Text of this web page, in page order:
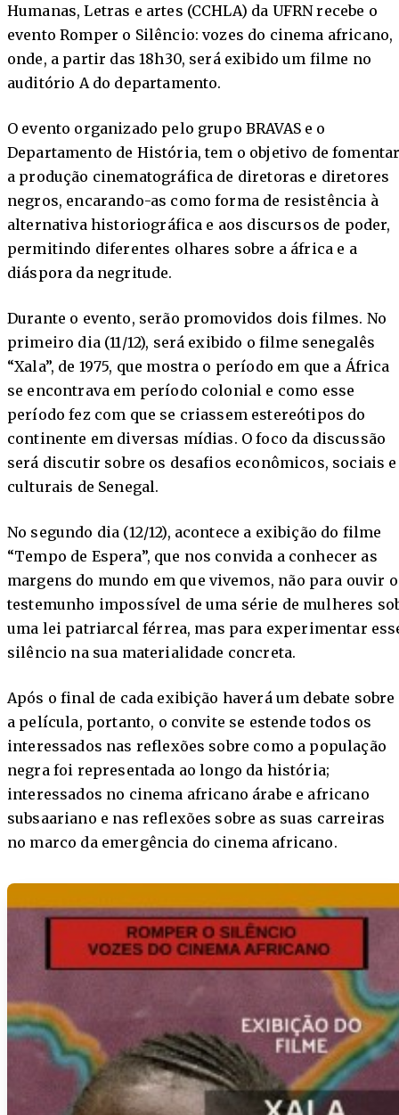
Humanas, Letras e artes (CCHLA) da UFRN recebe o
evento Romper o Silêncio: vozes do cinema africano,
onde, a partir das 18h30, será exibido um filme no
auditório A do departamento.
O evento organizado pelo grupo BRAVAS e o
Departamento de História, tem o objetivo de
a produção cinematográfica de diretoras e diretores
negros, encarando-as como forma de resistência à
alternativa historiográfica e aos discursos de poder,
permitindo diferentes olhares sobre a áfrica e a
diáspora da negritude.
Durante o evento, serão promovidos dois filmes. No
primeiro dia (11/12), será exibido o filme senegalês
“Xala”, de 1975, que mostra o período em que a África
se encontrava em período colonial e como esse
período fez com que se criassem estereótipos do
continente em diversas mídias. O foco da discussão
será discutir sobre os desafios econômicos, sociais e
culturais de Senegal.
No segundo dia (12/12), acontece a exibição do filme
“Tempo de Espera”, que nos convida a conhecer as
margens do mundo em que vivemos, não para ouvir o
testemunho impossível de uma série de mulheres
uma lei patriarcal férrea, mas para experimentar
silêncio na sua materialidade concreta.
Após o final de cada exibição haverá um debate sobre
a película, portanto, o convite se estende todos os
interessados nas reflexões sobre como a população
negra foi representada ao longo da história;
interessados no cinema africano árabe e africano
subsaariano e nas reflexões sobre as suas carreiras
no marco da emergência do cinema africano.